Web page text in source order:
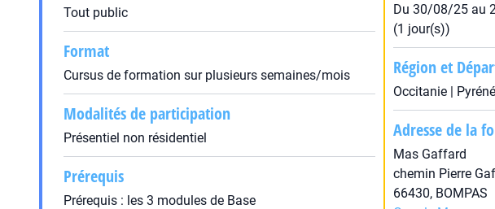
Tout public
Format
Cursus de formation sur plusieurs semaines/mois
Modalités de participation
Présentiel non résidentiel
Prérequis
Prérequis : les 3 modules de Base
Du 30/08/25 au
(1 jour(s))
Région et
Occitanie |
Adresse de la
Mas Gaffard
chemin Pierre
66430, BOMPAS